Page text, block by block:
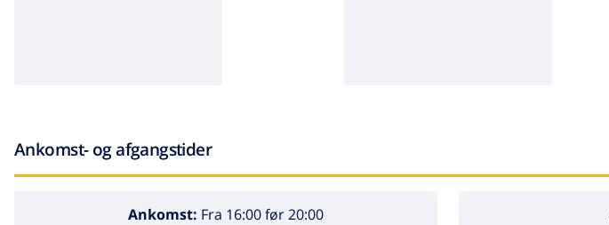
Ankomst- og afgangstider
Ankomst: Fra 16:00 før 20:00